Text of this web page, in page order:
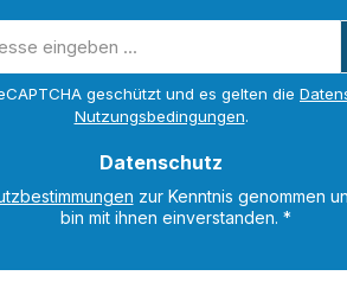
geschützt und es gelten die
Nutzungsbedingungen.
Datenschutz
zur Kenntnis genommen
bin mit ihnen einverstanden. *